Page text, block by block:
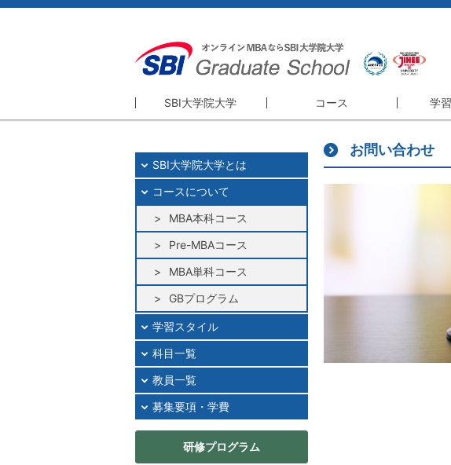
SBI大学院大学 コース 学
精神・理念
理事長・学長挨拶
大学院概要
MBA本科コース
フ
お問い合わせ
SBI大学院大学とは
コースについて
MBA本科コース
Pre-MBAコース
MBA単科コース
GBプログラム
学習スタイル
科目一覧
教員一覧
募集要項・学費
研修プログラム